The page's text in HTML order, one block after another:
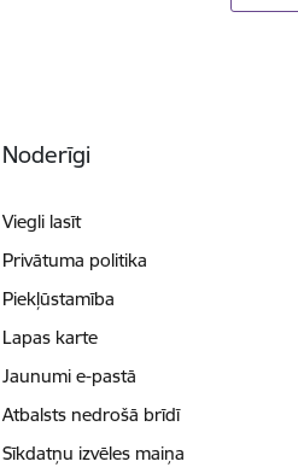
Noderīgi
Viegli lasīt
Privātuma politika
Piekļūstamība
Lapas karte
Jaunumi e-pastā
Atbalsts nedrošā brīdī
Sīkdatņu izvēles maiņa